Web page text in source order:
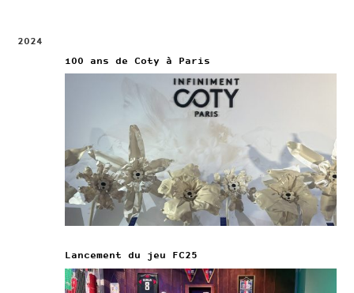
2024
100 ans de Coty à Paris
Lancement du jeu FC25